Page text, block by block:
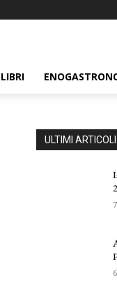
LIBRI
ULTIMI ARTICOLI